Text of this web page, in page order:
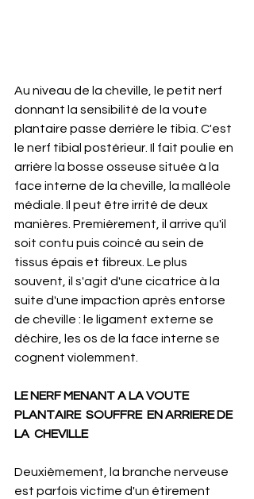
Au niveau de la cheville, le petit nerf
donnant la sensibilité de la voute
plantaire passe derrière le tibia. C'est
le nerf tibial postérieur. Il fait poulie en
arrière la bosse osseuse située à la
face interne de la cheville, la malléole
médiale. Il peut être irrité de deux
manières. Premièrement, il arrive qu'il
soit contu puis coincé au sein de
tissus épais et fibreux. Le plus
souvent, il s'agit d'une cicatrice à la
suite d'une impaction après entorse
de cheville : le ligament externe se
déchire, les os de la face interne se
cognent violemment.
LE NERF MENANT A LA VOUTE
PLANTAIRE  SOUFFRE  EN ARRIERE DE
LA  CHEVILLE
Deuxièmement, la branche nerveuse
est parfois victime d'un étirement